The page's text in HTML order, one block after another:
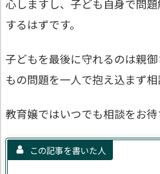
心しますし、子ども自身で問
するはずです。
子どもを最後に守れるのは親
もの問題を一人で抱え込まず相
教育嬢ではいつでも相談をお待
この記事を書いた人